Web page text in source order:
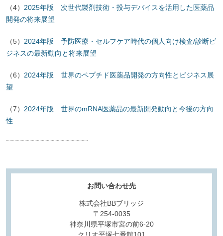
（4） 2025年版 次世代製剤技術・投与デバイスを活用した医薬品
開発の将来展望
（5） 2024年版 予防医療・セルフケア時代の個人向け検査/診断ビ
ジネスの最新動向と将来展望
（6） 2024年版 世界のペプチド医薬品開発の方向性とビジネス展
望
（7） 2024年版 世界のmRNA医薬品の最新開発動向と今後の方向
性
¨¨¨¨¨¨¨¨¨¨¨¨¨¨¨¨¨¨¨¨¨¨¨¨¨¨¨¨¨¨¨¨¨
お問い合わせ先
株式会社BBブリッジ
〒254-0035
神奈川県平塚市宮の前6-20